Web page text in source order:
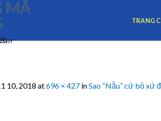
TRANG
10, 2018 at696 × 427 inSao “Nẫu” cứ bỏ xứ